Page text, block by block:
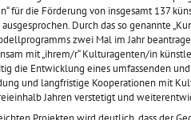
für die Förderung von insgesamt 137
Durch das so genannte
zwei Mal im Jahr
mit „ihrem/r“ Kulturagenten/in
die Entwicklung eines umfassenden
und langfristige Kooperationen mit
Jahren verstetigt und